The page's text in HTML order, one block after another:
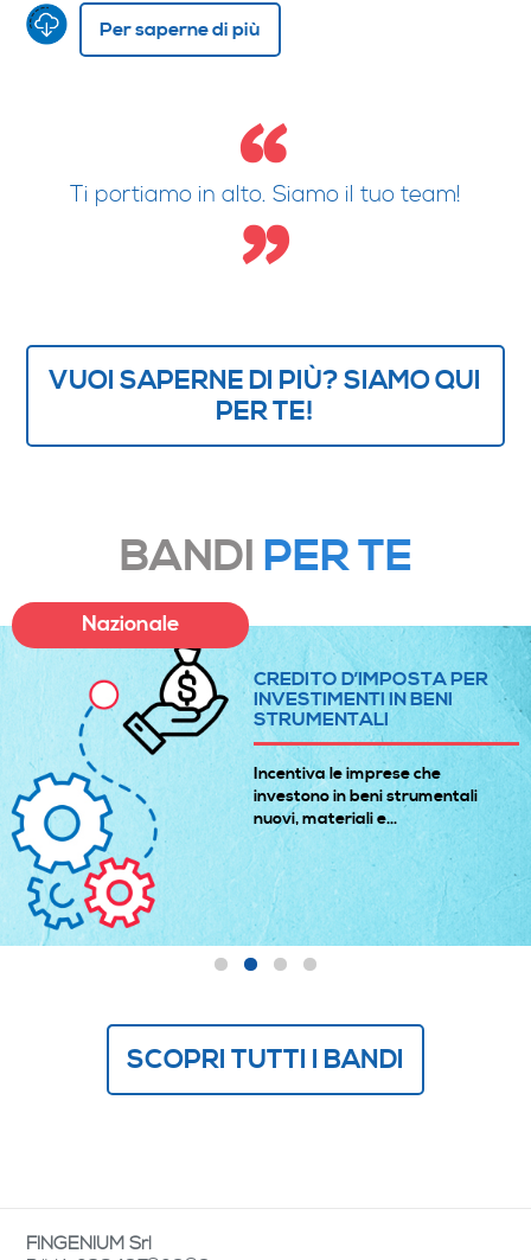
Per saperne di più
Ti portiamo in alto. Siamo il tuo team!
VUOI SAPERNE DI PIÙ? SIAMO QUI
PER TE!
BANDI PER TE
Nazionale
CREDITO D’IMPOSTA PER
INVESTIMENTI IN BENI
STRUMENTALI
Incentiva le imprese che
investono in beni strumentali
nuovi, materiali e...
SCOPRI TUTTI I BANDI
FINGENIUM Srl